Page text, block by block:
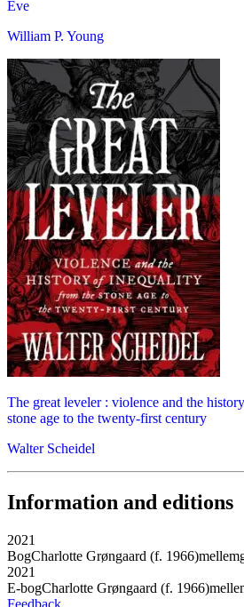
Eve
William P. Young
The great leveler : violence and the
stone age to the twenty-first century
Walter Scheidel
Information and editions
2021
BogCharlotte Grøngaard (f. 1966)
2021
E-bogCharlotte Grøngaard (f. 1966)
Feedback